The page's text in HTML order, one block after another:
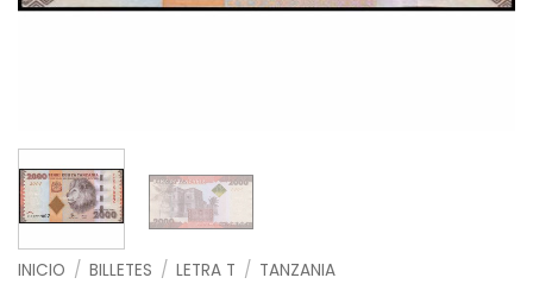
INICIO / BILLETES / LETRA T / TANZANIA